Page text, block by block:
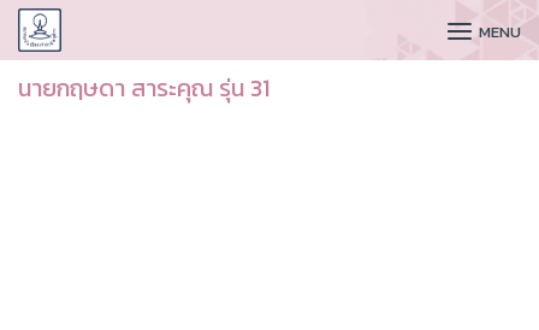
CUDAA MENU
นายกฤษดา สาระคุณ รุ่น 31